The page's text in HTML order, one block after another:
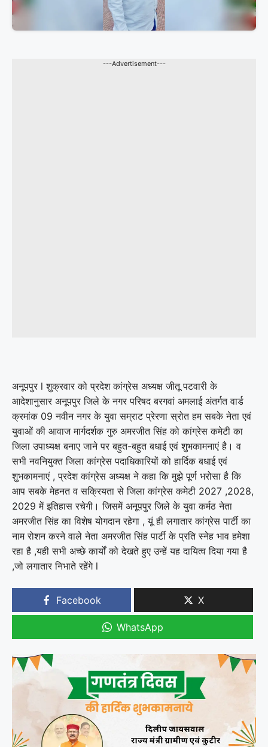
---Advertisement---
अनूपपुर l शुक्रवार को प्रदेश कांग्रेस अध्यक्ष जीतू पटवारी के
आदेशानुसार अनूपपुर जिले के नगर परिषद बरगवां अमलाई अंतर्गत वार्ड
क्रमांक 09 नवीन नगर के युवा सम्राट प्रेरणा स्रोत हम सबके नेता एवं
युवाओं की आवाज मार्गदर्शक गुरु अमरजीत सिंह को कांग्रेस कमेटी का
जिला उपाध्यक्ष बनाए जाने पर बहुत-बहुत बधाई एवं शुभकामनाएं है। व
सभी नवनियुक्त जिला कांग्रेस पदाधिकारियों को हार्दिक बधाई एवं
शुभकामनाएं , प्रदेश कांग्रेस अध्यक्ष ने कहा कि मुझे पूर्ण भरोसा है कि
आप सबके मेहनत व सक्रियता से जिला कांग्रेस कमेटी 2027 ,2028,
2029 में इतिहास रचेगी। जिसमें अनूपपुर जिले के युवा कर्मठ नेता
अमरजीत सिंह का विशेष योगदान रहेगा , यूं ही लगातार कांग्रेस पार्टी का
नाम रोशन करने वाले नेता अमरजीत सिंह पार्टी के प्रति स्नेह भाव हमेशा
रहा है ,यही सभी अच्छे कार्यों को देखते हुए उन्हें यह दायित्व दिया गया है
,जो लगातार निभाते रहेंगे l
Facebook X
WhatsApp